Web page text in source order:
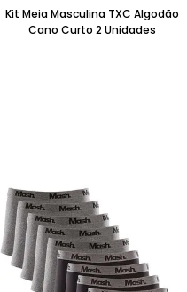
Kit Meia Masculina TXC Algodão
Cano Curto 2 Unidades